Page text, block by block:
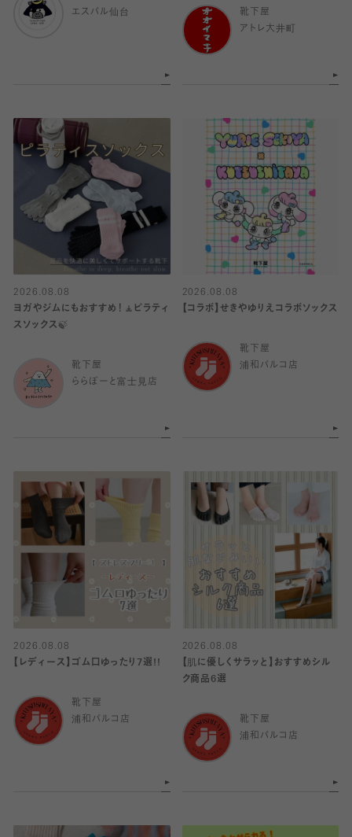
エスパル仙台
靴下屋
アトレ大井町
2026.08.08
ヨガやジムにもおすすめ！🧘ピラティ
スソックス🍃
靴下屋
ららぽーと富士見店
2026.08.08
【コラボ】せきやゆりえコラボソックス
靴下屋
浦和パルコ店
2026.08.08
【レディース】ゴム口ゆったり7選!!
靴下屋
浦和パルコ店
2026.08.08
【肌に優しくサラッと】おすすめシル
ク商品6選
靴下屋
浦和パルコ店